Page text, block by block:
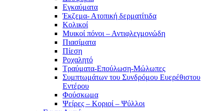
Εγκαύματα
Έκζεμα- Ατοπική δερματίτιδα
Κολικοί
Μυικοί πόνοι – Αντιφλεγμονώδη
Πιασίματα
Πίεση
Ροχαλητό
Τραύματα-Επούλωση-Μώλωπες
Συμπτωμάτων του Συνδρόμου Ευερέθιστου
Εντέρου
Φούσκωμα
Ψείρες – Κοριοί – Ψύλλοι